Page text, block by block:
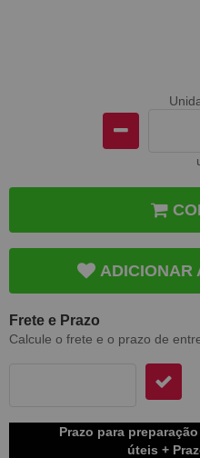
ADICIONAR
Frete e Prazo
Calcule o frete e o prazo de
Prazo para
úteis +